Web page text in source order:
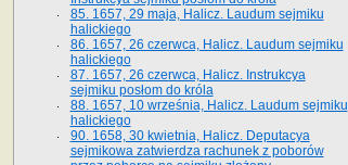
85. 1657, 29 maja, Halicz. Laudum sejmiku
halickiego
86. 1657, 26 czerwca, Halicz. Laudum sejmiku
halickiego
87. 1657, 26 czerwca, Halicz. Instrukcya
sejmiku posłom do króla
88. 1657, 10 września, Halicz. Laudum sejmiku
halickiego
90. 1658, 30 kwietnia, Halicz. Deputacya
sejmikowa zatwierdza rachunek z poborów